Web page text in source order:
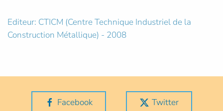
Editeur: CTICM (Centre Technique Industriel de la
Construction Métallique) - 2008
Facebook Twitter